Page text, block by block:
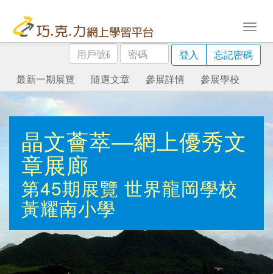
用
戶
號
碼
密
碼
登入
忘記密碼
最新一期展覽
隨選文章 參展詳情 參展學校
晶文薈萃—網上優秀文
章展廊
第45期展覽 世界龍岡學校
黃耀南小學